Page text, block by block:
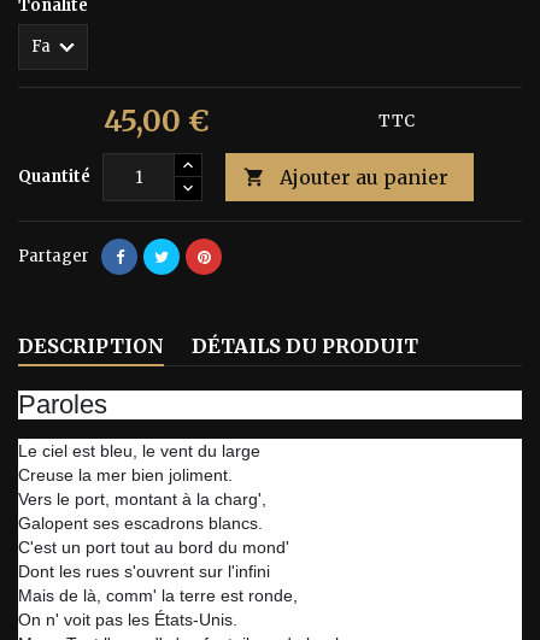
Tonalité
45,00 € TTC
Quantité  Ajouter au panier
Partager
DESCRIPTION DÉTAILS DU PRODUIT
Paroles
Le ciel est bleu, le vent du large
Creuse la mer bien joliment.
Vers le port, montant à la charg',
Galopent ses escadrons blancs.
C'est un port tout au bord du mond'
Dont les rues s'ouvrent sur l'infini
Mais de là, comm' la terre est ronde,
On n' voit pas les États-Unis.